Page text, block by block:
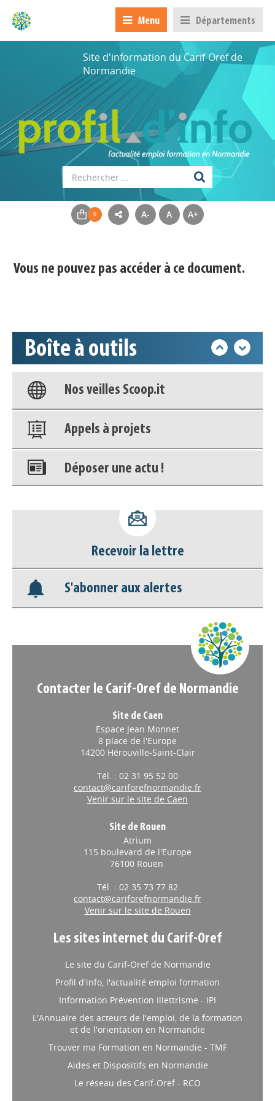
Menu Départements
Site d'information du Carif-Oref de
Normandie
A- A A+
Vous ne pouvez pas accéder à ce document.
Boîte à outils
Appels à projets
Déposer une actu !
Base documentaire
Nos veilles Scoop.it
Appels à projets
Déposer une actu !
déconnecter)
Base documentaire
Nos veilles Scoop.it
Recevoir la lettre
S'abonner aux alertes
Contacter le Carif-Oref de Normandie
Site de Caen
Espace Jean Monnet
8 place de l'Europe
14200 Hérouville-Saint-Clair
Tél. : 02 31 95 52 00
contact@cariforefnormandie.fr
Venir sur le site de Caen
Site de Rouen
Atrium
115 boulevard de l'Europe
76100 Rouen
Tél. : 02 35 73 77 82
contact@cariforefnormandie.fr
Venir sur le site de Rouen
Les sites internet du Carif-Oref
Le site du Carif-Oref de Normandie
Profil d'info, l'actualité emploi formation
Information Prévention Illettrisme - IPI
L'Annuaire des acteurs de l'emploi, de la formation
et de l'orientation en Normandie
Trouver ma Formation en Normandie - TMF
Aides et Dispositifs en Normandie
Le réseau des Carif-Oref - RCO